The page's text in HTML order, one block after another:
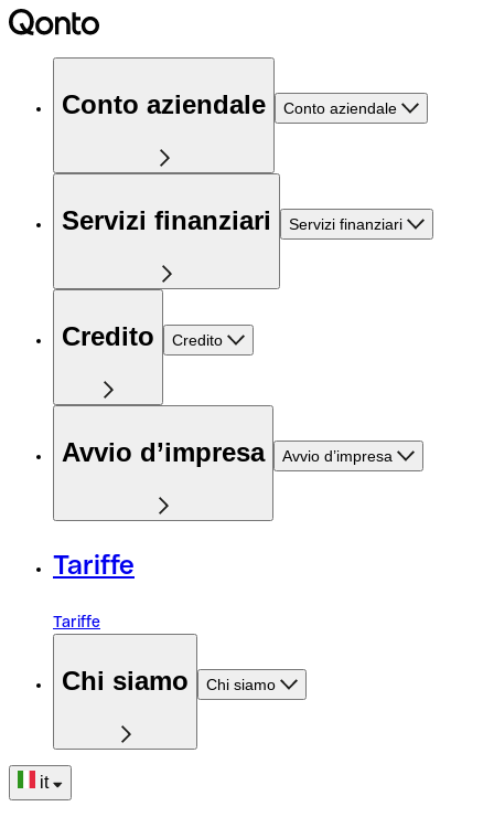
Conto aziendale Conto aziendale
Servizi finanziari Servizi finanziari
Credito Credito
Avvio d’impresa Avvio d’impresa
Tariffe
Tariffe
Chi siamo Chi siamo
it